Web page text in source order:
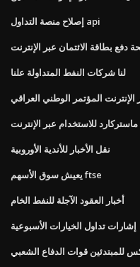
إصلاح منصة التداول api
دفع بطاقة الائتمان عبر الإنترنت
لنا شركات النفط المتداولة علنا
المؤتمر الوطني العراقي
للاستخدام عبر الإنترنت
نقل الأخبار للأندية الأوروبية
يعيش سوق الأسهم ftse
أخبار العقود الآجلة للنفط الخام
إشارات تداول الخيارات الأسبوعية
للمبتدئين قوات الدفاع الشعبي